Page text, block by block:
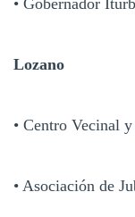
Lozano
• Centro Vecinal
• Asociación de